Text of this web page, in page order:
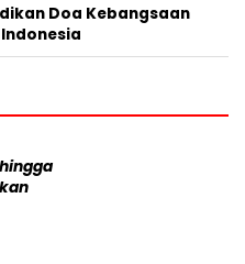
Doa Kebangsaan